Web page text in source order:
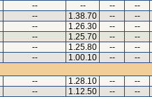
-- -- -- --
-- 1.38.70 -- --
-- 1.26.30 -- --
-- 1.25.70 -- --
-- 1.25.80 -- --
-- 1.00.10 -- --
-- 1.28.10 -- --
-- 1.12.50 -- --